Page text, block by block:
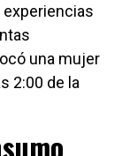
una mujer
2:00 de la